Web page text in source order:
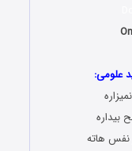
علومی:
بیداره
نفس هاته